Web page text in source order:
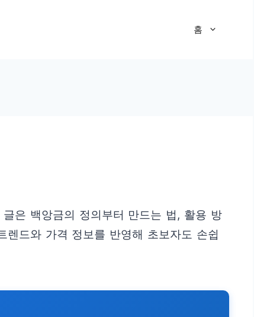
홈
은 백앙금의 정의부터 만드는 법, 활용 방
드와 가격 정보를 반영해 초보자도 손쉽